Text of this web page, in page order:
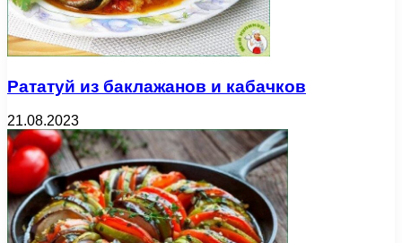
Рататуй из баклажанов и кабачков
21.08.2023